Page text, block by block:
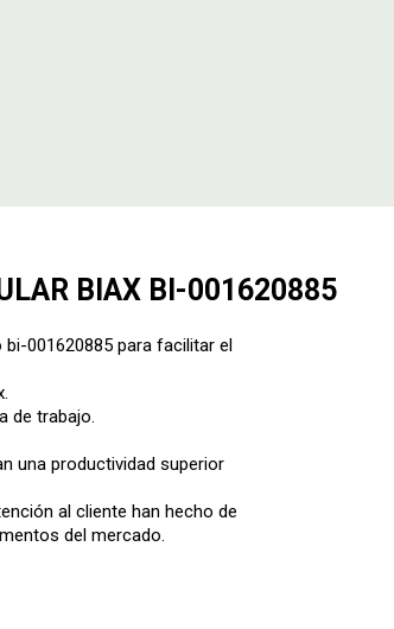
BIAX BI-001620885
001620885 para facilitar el
de trabajo.
una productividad superior
al cliente han hecho de
del mercado.